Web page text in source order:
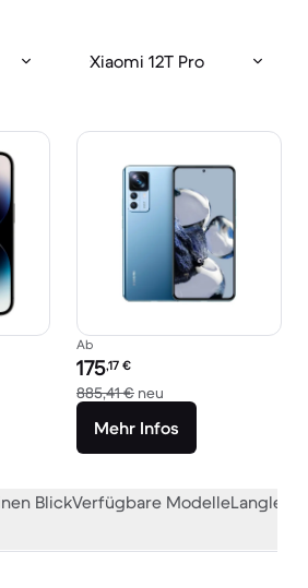
Xiaomi 12T Pro
zum Neupreis von 1.299,00 €
Ab
Preis des erneuerten Produkts:
175,17 €
885,41 € neu
Mehr Infos
BlickVerfügbare Modelle